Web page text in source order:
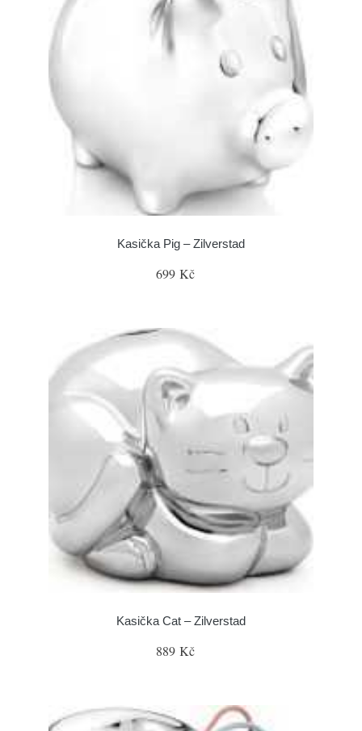
Kasička Pig – Zilverstad
699 Kč
Kasička Cat – Zilverstad
889 Kč